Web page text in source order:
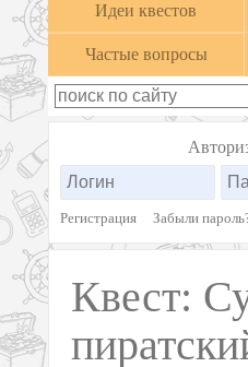
Идеи квестов
Частые вопросы
Регистрация Забыли
Квест: